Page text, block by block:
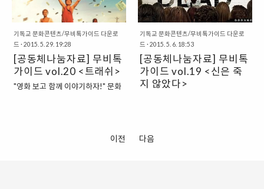
력해 사용하세요.
www.facebook.com/cricum이나
cricum1@naver.com으로 활동한
사진과 느낀 점을 보내주..
그리스도인으로서 영화 ‘읽기’는 하
나님 나라의 가치를 이 땅에 펼치며
‘어떻게 살 것인지＇를 묻는 것과 결
코 무관하지 않습니다. 이러한 관점
에서 문화선교연구원에서 영화를
본 후, 신앙적 관점에서 영화를 해석
하고 함께 이야기 할 수 있도록 나눔
기독교 문화콘텐츠/무비톡가이드 다운로
드 · 2015. 5. 29. 19:28
[공동체나눔자료] 무비톡
가이드 vol.20 <트래쉬>
"영화 보고 함께 이야기하자!" 문화
생산해내는 힘을 가지고 있기에 매
우 중요합니다. 때문에 그리스도인
기독교 문화콘텐츠/무비톡가이드 다운로
드 · 2015. 5. 6. 18:53
[공동체나눔자료] 무비톡
가이드 vol.19 <신은 죽
지 않았다>
영화 영화는 시대의 사회문화를 반
이전 다음